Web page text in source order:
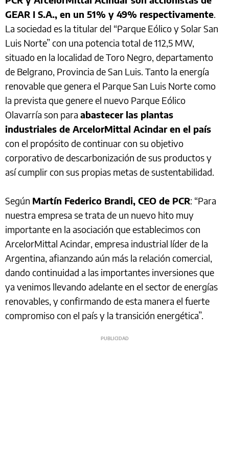
GEAR I S.A., en un 51% y 49% respectivamente.
La sociedad es la titular del “Parque Eólico y Solar San
Luis Norte” con una potencia total de 112,5 MW,
situado en la localidad de Toro Negro, departamento
de Belgrano, Provincia de San Luis. Tanto la energía
renovable que genera el Parque San Luis Norte como
la prevista que genere el nuevo Parque Eólico
Olavarría son para abastecer las plantas
industriales de ArcelorMittal Acindar en el país
con el propósito de continuar con su objetivo
corporativo de descarbonización de sus productos y
así cumplir con sus propias metas de sustentabilidad.
Según Martín Federico Brandi, CEO de PCR: “Para
nuestra empresa se trata de un nuevo hito muy
importante en la asociación que establecimos con
ArcelorMittal Acindar, empresa industrial líder de la
Argentina, afianzando aún más la relación comercial,
dando continuidad a las importantes inversiones que
ya venimos llevando adelante en el sector de energías
renovables, y confirmando de esta manera el fuerte
compromiso con el país y la transición energética”.